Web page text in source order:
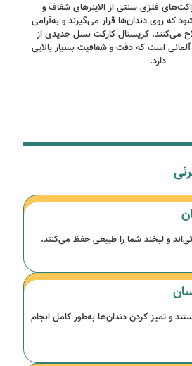
فلزی سنتی از الاینرهای شفاف و
که روی دندان‌ها قرار می‌گیرند و به‌آرامی
می‌کنند. کریستال کارکت نسل جدیدی از
آلمانی است که دقت و شفافیت بسیار بالایی
دارد.
و لبخند شما را طبیعی حفظ می‌کنند.
و تمیز کردن دندان‌ها به‌طور کامل انجام